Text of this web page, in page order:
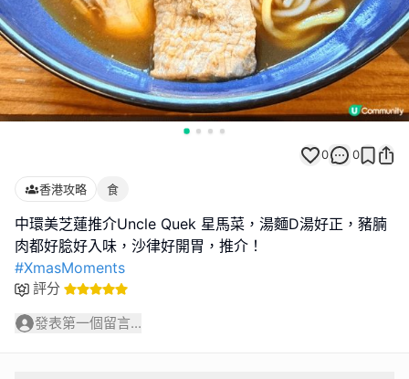
0 0
香港攻略 食
中環美芝蓮推介Uncle Quek 星馬菜，湯麵D湯好正，豬腩
#XmasMoments
評分
發表第一個留言...